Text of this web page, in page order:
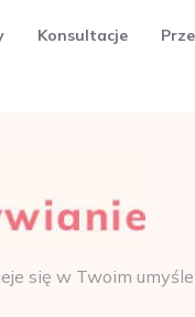
Konsultacje
się w Twoim umyśle